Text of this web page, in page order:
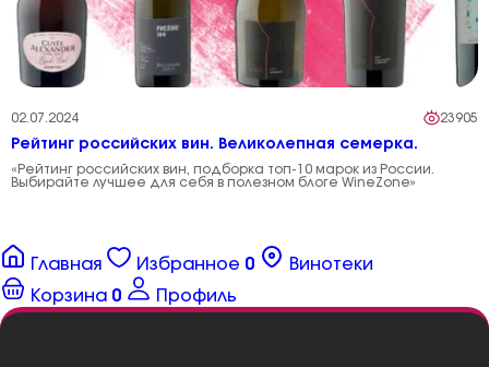
02.07.2024 23905
Рейтинг российских вин. Великолепная семерка.
«Рейтинг российских вин, подборка топ-10 марок из России.
Выбирайте лучшее для себя в полезном блоге WineZone»
Главная Избранное 0
Винотеки
Корзина 0 Профиль